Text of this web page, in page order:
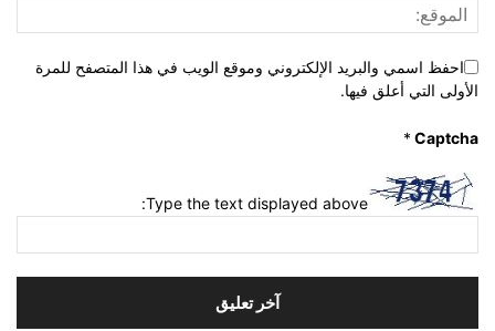
احفظ اسمي والبريد الإلكتروني وموقع الويب في هذا المتصفح للمرة
الأولى التي أعلق فيها.
Captcha
*
Type the text displayed above: